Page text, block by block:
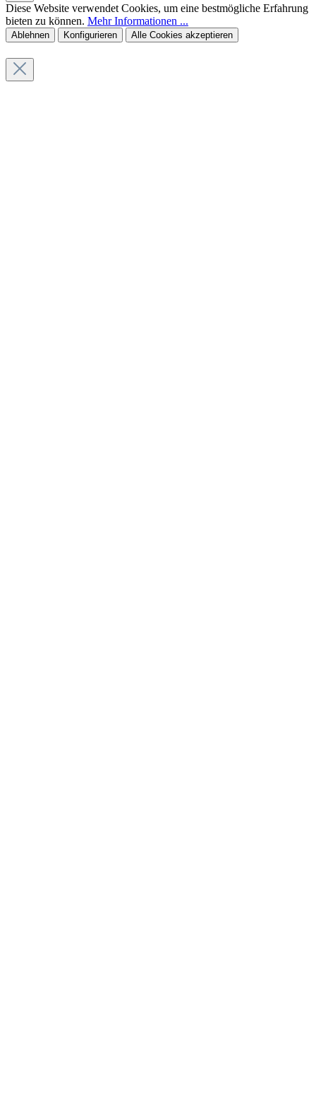
Diese Website verwendet Cookies, um eine bestmögliche Erfahrung
bieten zu können. Mehr Informationen ...
Ablehnen Konfigurieren Alle Cookies akzeptieren